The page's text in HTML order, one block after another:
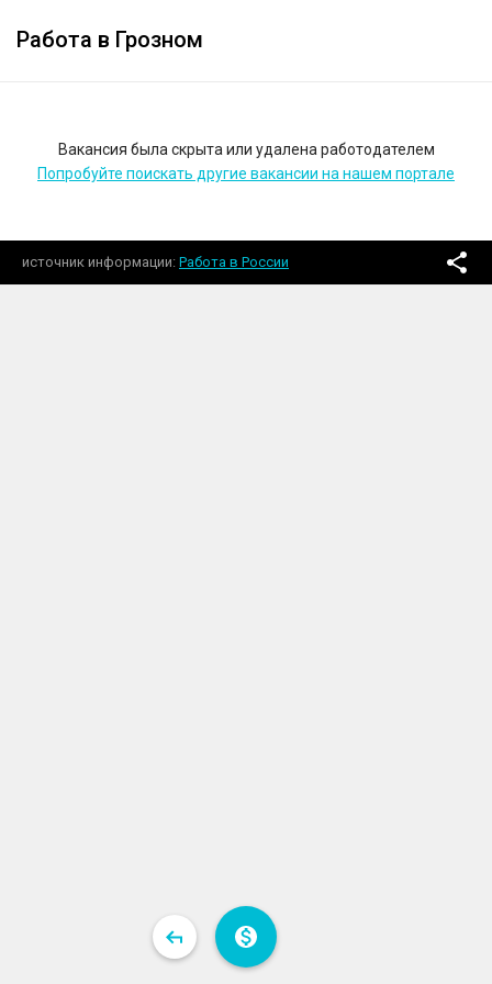
Работа в Грозном
Вакансия была скрыта или удалена работодателем
Попробуйте поискать другие вакансии на нашем портале
источник информации Работа в России